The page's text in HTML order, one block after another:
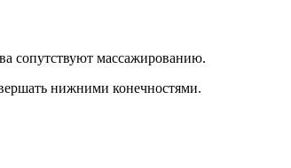
сопутствуют массажированию.
нижними конечностями.